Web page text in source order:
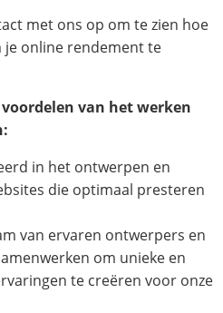
met ons op om te zien hoe
je online rendement te
van het werken
in het ontwerpen en
die optimaal presteren
van ervaren ontwerpers en
om unieke en
te creëren voor onze